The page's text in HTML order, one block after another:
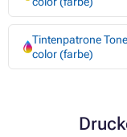
Tintenpatrone
color (farbe)